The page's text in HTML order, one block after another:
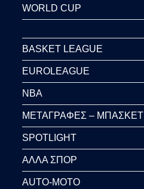
WORLD CUP
BASKET LEAGUE
EUROLEAGUE
NBA
ΜΕΤΑΓΡΑΦΕΣ – ΜΠΑΣΚΕΤ
SPOTLIGHT
ΑΛΛΑ ΣΠΟΡ
AUTO-MOTO